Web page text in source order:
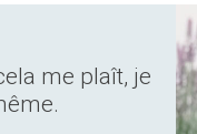
me plaît, je